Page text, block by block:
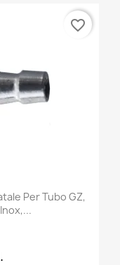
Per Tubo GZ,
favorite_border